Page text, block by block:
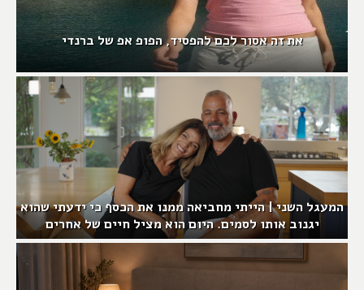
את זה אסור לכם להפסיד, הפופ אפ של ברנדי
המעגל השני | הייתי מחביאה ממנו את הכסף כי ידעתי שהוא
יגנוב אותו לסמים. היום הוא מציל חיים של אחרים